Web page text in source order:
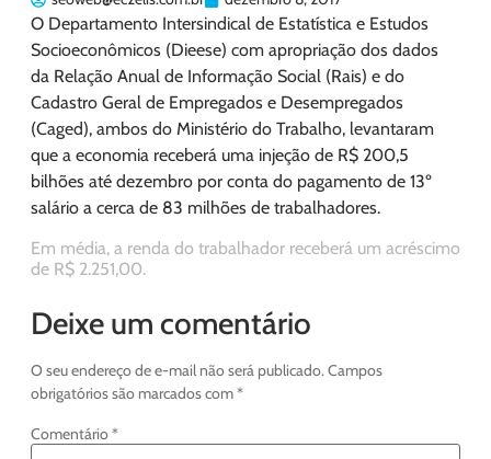
O Departamento Intersindical de Estatística e Estudos
Socioeconômicos (Dieese) com apropriação dos dados
da Relação Anual de Informação Social (Rais) e do
Cadastro Geral de Empregados e Desempregados
(Caged), ambos do Ministério do Trabalho, levantaram
que a economia receberá uma injeção de R$ 200,5
bilhões até dezembro por conta do pagamento de 13º
salário a cerca de 83 milhões de trabalhadores.
Em média, a renda do trabalhador receberá um acréscimo
de R$ 2.251,00.
Deixe um comentário
O seu endereço de e-mail não será publicado.Campos
obrigatórios são marcados com*
Comentário*